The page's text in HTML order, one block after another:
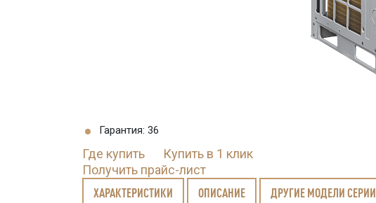
Гарантия: 36
Где купить
Купить в 1 клик
Получить прайс-лист
ХАРАКТЕРИСТИКИ ОПИСАНИЕ ДРУГИЕ МОДЕЛИ СЕРИИ